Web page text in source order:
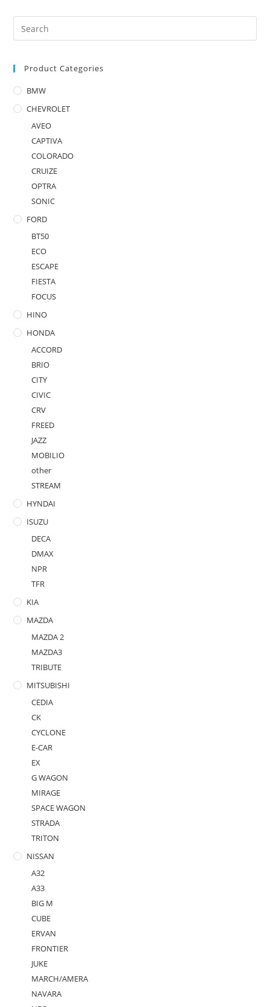
Product Categories
BMW
CHEVROLET
AVEO
CAPTIVA
COLORADO
CRUIZE
OPTRA
SONIC
FORD
BT50
ECO
ESCAPE
FIESTA
FOCUS
HINO
HONDA
ACCORD
BRIO
CITY
CIVIC
CRV
FREED
JAZZ
MOBILIO
other
STREAM
HYNDAI
ISUZU
DECA
DMAX
NPR
TFR
KIA
MAZDA
MAZDA 2
MAZDA3
TRIBUTE
MITSUBISHI
CEDIA
CK
CYCLONE
E-CAR
EX
G WAGON
MIRAGE
SPACE WAGON
STRADA
TRITON
NISSAN
A32
A33
BIG M
CUBE
ERVAN
FRONTIER
JUKE
MARCH/AMERA
NAVARA